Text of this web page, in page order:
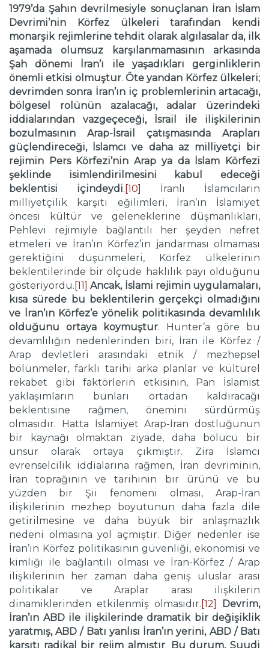
1979’da Şahın devrilmesiyle sonuçlanan İran İslam
Devrimi’nin Körfez ülkeleri tarafından kendi
monarşik rejimlerine tehdit olarak algılasalar da, ilk
aşamada olumsuz karşılanmamasının arkasında
Şah dönemi İran’ı ile yaşadıkları gerginliklerin
önemli etkisi olmuştur.Öte yandan Körfez ülkeleri;
devrimden sonra İran’ın iç problemlerinin artacağı,
bölgesel rolünün azalacağı, adalar üzerindeki
iddialarından vazgeçeceği, İsrail ile ilişkilerinin
bozulmasının Arap-İsrail çatışmasında Arapları
güçlendireceği, İslamcı ve daha az milliyetçi bir
rejimin Pers Körfezi’nin Arap ya da İslam Körfezi
şeklinde isimlendirilmesini kabul edeceği
beklentisi içindeydi. [10]
İranlı İslamcıların
milliyetçilik karşıtı eğilimleri, İran’ın İslamiyet
öncesi kültür ve geleneklerine düşmanlıkları,
Pehlevi rejimiyle bağlantılı her şeyden nefret
etmeleri ve İran’ın Körfez’in jandarması olmaması
gerektiğini düşünmeleri, Körfez ülkelerinin
beklentilerinde bir ölçüde haklılık payı olduğunu
gösteriyordu. [11] Ancak, İslami rejimin uygulamaları,
kısa sürede bu beklentilerin gerçekçi olmadığını
ve İran’ın Körfez’e yönelik politikasında devamlılık
olduğunu ortaya koymuştur. Hunter’a göre bu
devamlılığın nedenlerinden biri, İran ile Körfez /
Arap devletleri arasındaki etnik / mezhepsel
bölünmeler, farklı tarihi arka planlar ve kültürel
rekabet gibi faktörlerin etkisinin, Pan İslamist
yaklaşımların bunları ortadan kaldıracağı
beklentisine rağmen, önemini sürdürmüş
olmasıdır. Hatta İslamiyet Arap-İran dostluğunun
bir kaynağı olmaktan ziyade, daha bölücü bir
unsur olarak ortaya çıkmıştır. Zira İslamcı
evrenselcilik iddialarına rağmen, İran devriminin,
İran toprağının ve tarihinin bir ürünü ve bu
yüzden bir Şii fenomeni olması, Arap-İran
ilişkilerinin mezhep boyutunun daha fazla dile
getirilmesine ve daha büyük bir anlaşmazlık
nedeni olmasına yol açmıştır. Diğer nedenler ise
İran’ın Körfez politikasının güvenliği, ekonomisi ve
kimliği ile bağlantılı olması ve İran-Körfez / Arap
ilişkilerinin her zaman daha geniş uluslar arası
politikalar ve Araplar arası ilişkilerin
dinamiklerinden etkilenmiş olmasıdır. [12]
Devrim,
İran’ın ABD ile ilişkilerinde dramatik bir değişiklik
yaratmış, ABD / Batı yanlısı İran’ın yerini, ABD / Batı
karşıtı radikal bir rejim almıştır. Bu durum, Suudi